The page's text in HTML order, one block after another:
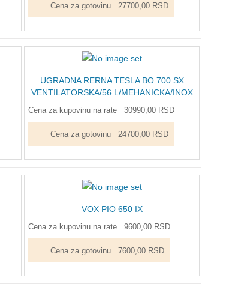
Cena za gotovinu 27700,00 RSD
UGRADNA RERNA TESLA BO 700 SX
VENTILATORSKA/56 L/MEHANICKA/INOX
Cena za kupovinu na rate 30990,00 RSD
Cena za gotovinu 24700,00 RSD
VOX PIO 650 IX
Cena za kupovinu na rate 9600,00 RSD
Cena za gotovinu 7600,00 RSD